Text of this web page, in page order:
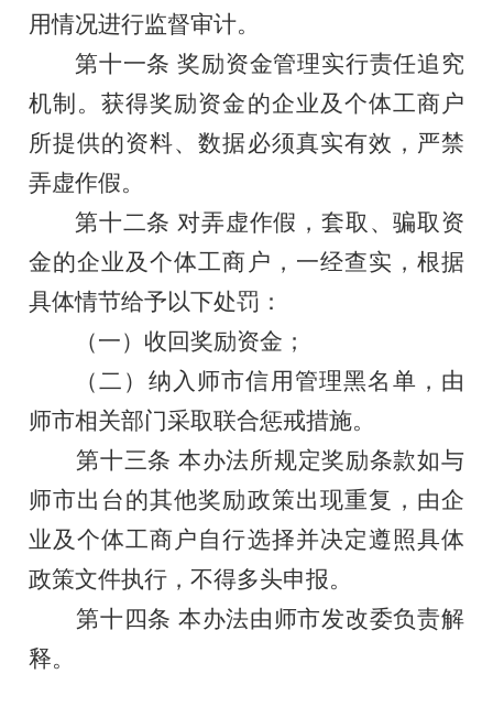
用情况进行监督审计。
第十一条 奖励资金管理实行责任追究
机制。获得奖励资金的企业及 个体工商户
所提供的资料、数据必须真实有效 ，严禁
弄虚作假。
第十二条 对弄虚作假，套取、骗取资
金的企业及个体工商户， 一经查实，根据
具体情节给予以下处罚：
（一） 收回奖励资金；
（二）纳入师市信用管理黑名单， 由
师市相关部门采取联合惩戒措施。
第十三条 本办法所规定奖励条款如与
师市出台的其他奖励政策出现重复，由企
业及个体工商户自行选择并决定遵照具体
政策文件执行，不得多头申报。
第十四条 本办法由师市发改委负责解
释。